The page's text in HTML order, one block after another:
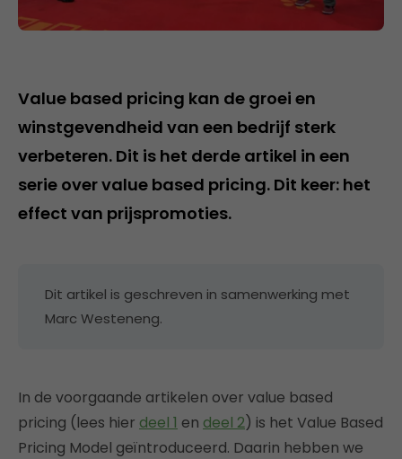
Value based pricing kan de groei en
winstgevendheid van een bedrijf sterk
verbeteren. Dit is het derde artikel in een
serie over value based pricing. Dit keer: het
effect van prijspromoties.
Dit artikel is geschreven in samenwerking met
Marc Westeneng.
In de voorgaande artikelen over value based
pricing (lees hier deel 1 en deel 2) is het Value Based
Pricing Model geïntroduceerd. Daarin hebben we